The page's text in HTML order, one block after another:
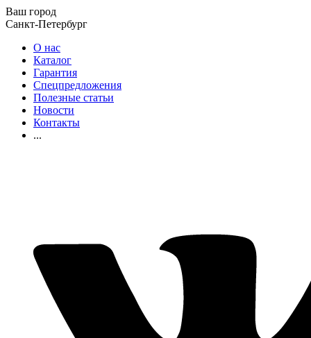
Ваш город
Санкт-Петербург
О нас
Каталог
Гарантия
Спецпредложения
Полезные статьи
Новости
Контакты
...